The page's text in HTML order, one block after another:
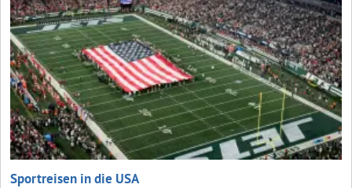
Sportreisen in die USA